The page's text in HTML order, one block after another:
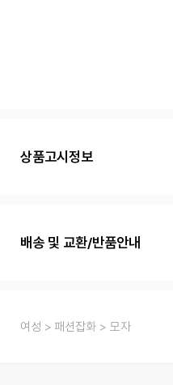
상품고시정보
배송 및 교환/반품안내
여성 패션잡화 모자